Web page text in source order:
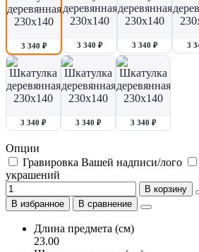
3 340 ₽ 3 340 ₽ 3 340 ₽ 3
3 340 ₽ 3 340 ₽ 3 340 ₽
Опции
Гравировка Вашей надписи/лого
украшений
В корзину
В избранное
В сравнение
Длина предмета (см)
23.00